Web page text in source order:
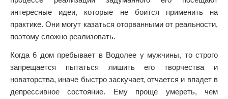
интересные идеи, которые не боится применить на
практике. Они могут казаться оторванными от реальности,
поэтому сложно реализовать.
Когда 6 дом пребывает в Водолее у мужчины, то строго
запрещается пытаться лишить его творчества и
новаторства, иначе быстро заскучает, отчается и впадет в
депрессивное состояние. Ему проще умереть, чем